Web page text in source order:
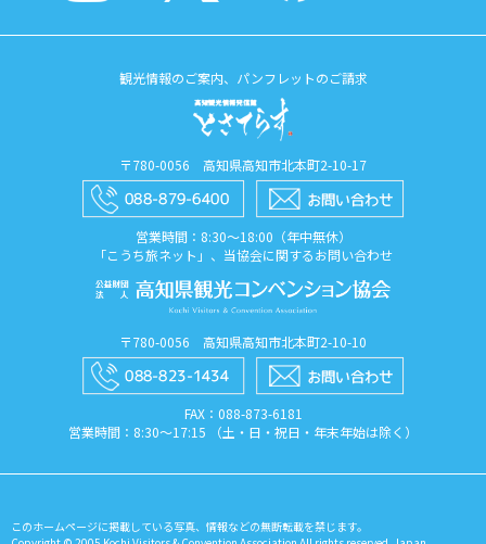
観光情報のご案内、パンフレットのご請求
〒780-0056 高知県高知市北本町2-10-17
営業時間：8:30〜18:00（年中無休）
「こうち旅ネット」、当協会に関するお問い合わせ
〒780-0056 高知県高知市北本町2-10-10
FAX：088​-873​-6181
営業時間：8:30〜17:15 （土・日・祝日・年末年始は除く）
このホームページに掲載している写真、情報などの無断転載を禁じます。